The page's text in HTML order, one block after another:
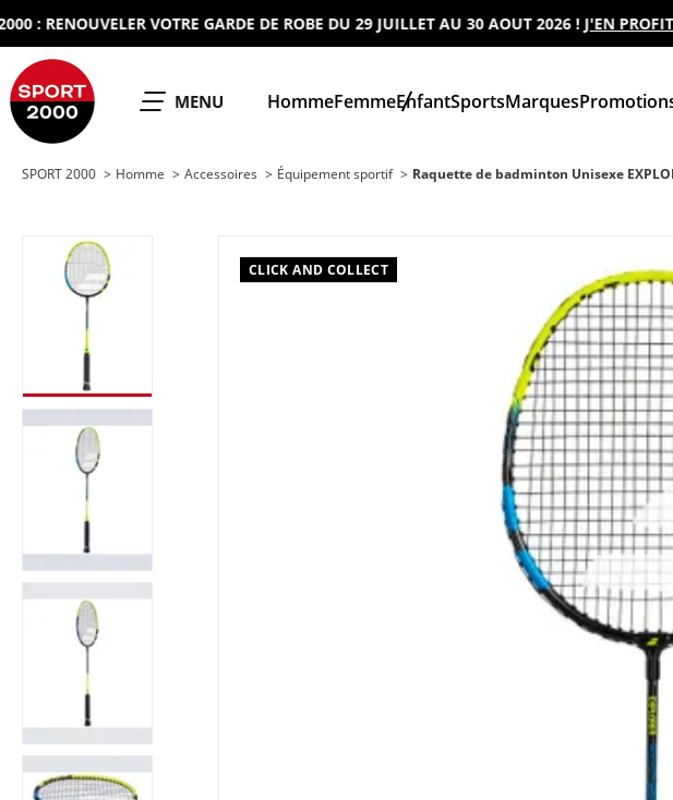
RENOUVELER VOTRE GARDE DE ROBE DU 29 JUILLET AU 30 AOUT 2026 !J'EN PROFITE
OUVRIR LE
MENU HommeFemmeEnfantSportsMarques
SPORT 2000 Homme Accessoires Équipement sportif Raquette de badminton Unisexe
CLICK AND COLLECT